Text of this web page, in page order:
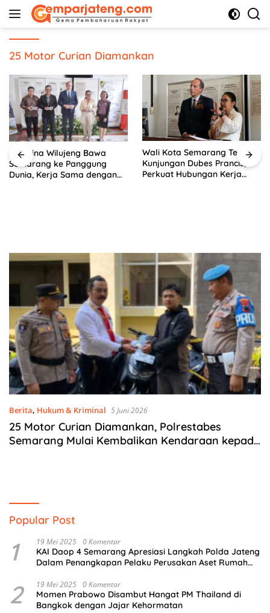
Langsung
25 Motor Curian Diamankan
Agustina Wilujeng Bawa
Semarang ke Panggung
Dunia, Kerja Sama dengan
Wali Kota Semarang Terima
Kunjungan Dubes Prancis,
Perkuat Hubungan Kerja
Berita, Hukum & Kriminal 5 Juni 2026
25 Motor Curian Diamankan, Polrestabes
Semarang Mulai Kembalikan Kendaraan kepada
Popular Post
1 19 Mei 2025 0 Komentar
KAI Daop 4 Semarang Apresiasi Langkah Polda Jateng
Dalam Penangkapan Pelaku Perusakan Aset Rumah
2 19 Mei 2025 0 Komentar
Momen Prabowo Disambut Hangat PM Thailand di
Bangkok dengan Jajar Kehormatan